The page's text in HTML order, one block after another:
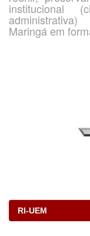
institucional
Maringá em
RI-UEM